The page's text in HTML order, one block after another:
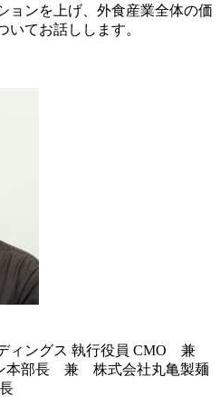
ョンを上げ、外食産業全体の価
いてお話しします。
ィングス 執行役員 CMO 兼
本部長 兼 株式会社丸亀製麺